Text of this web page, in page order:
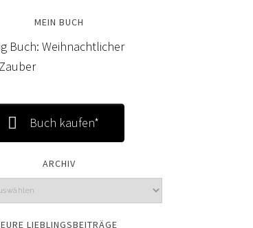
MEIN BUCH
Buch kaufen*
ARCHIV
EURE LIEBLINGSBEITRÄGE